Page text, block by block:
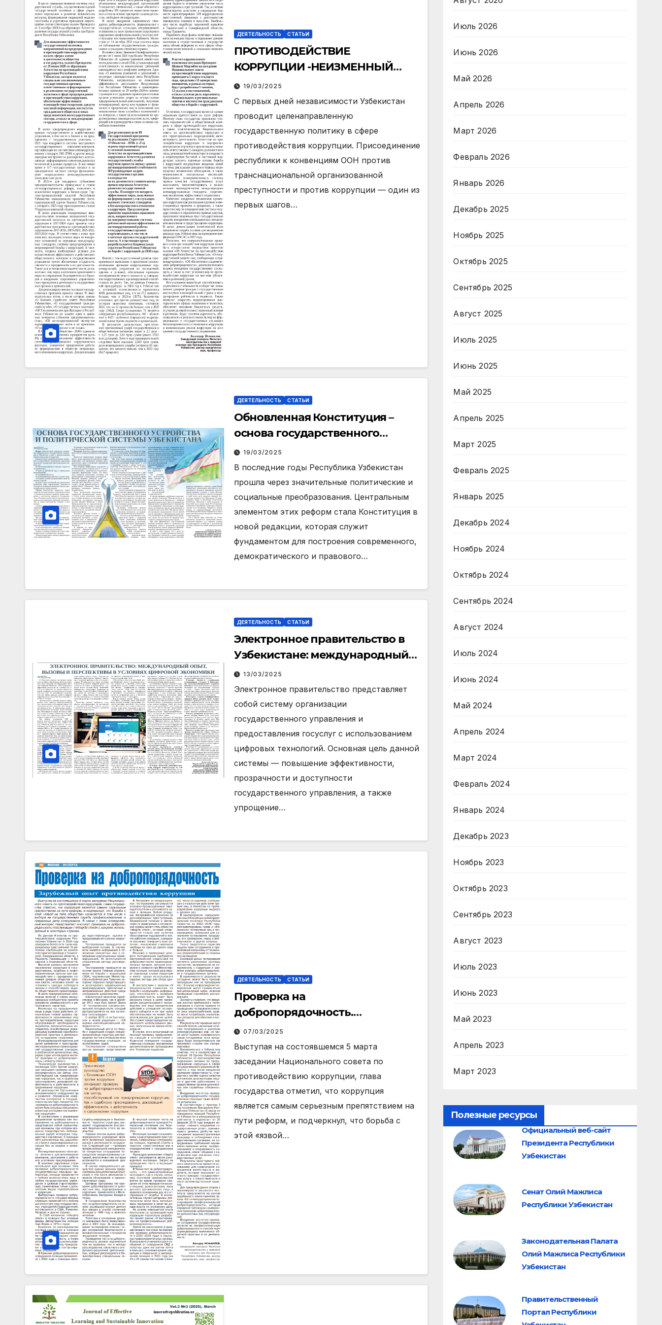
ДЕЯТЕЛЬНОСТЬ СТАТЬИ
ПРОТИВОДЕЙСТВИЕ
КОРРУПЦИИ -НЕИЗМЕННЫЙ
ПРИОРИТЕТ ПРАВОВОЙ
ПОЛИТИКИ СОВРЕМЕННОГО
УЗБЕКИСТАНА
19/03/2025
С первых дней независимости Узбекистан
проводит целенаправленную
государственную политику в сфере
противодействия коррупции. Присоединение
республики к конвенциям ООН против
транснациональной организованной
преступности и против коррупции — один из
первых шагов…
ДЕЯТЕЛЬНОСТЬ СТАТЬИ
Обновленная Конституция –
основа государственного
устройства и политической
системы Узбекистана
19/03/2025
В последние годы Республика Узбекистан
прошла через значительные политические и
социальные преобразования. Центральным
элементом этих реформ стала Конституция в
новой редакции, которая служит
фундаментом для построения современного,
демократического и правового…
ДЕЯТЕЛЬНОСТЬ СТАТЬИ
Электронное правительство в
Узбекистане: международный
опыт, вызовы и перспективы
развития в эпоху цифровой
экономики
13/03/2025
Электронное правительство представляет
собой систему организации
государственного управления и
предоставления госуслуг с использованием
цифровых технологий. Основная цель данной
системы — повышение эффективности,
прозрачности и доступности
государственного управления, а также
упрощение…
ДЕЯТЕЛЬНОСТЬ СТАТЬИ
Проверка на
добропорядочность.
Зарубежный опыт
противодействия коррупции
07/03/2025
Выступая на состоявшемся 5 марта
заседании Национального совета по
противодействию коррупции, глава
государства отметил, что коррупция
является самым серьезным препятствием на
пути реформ, и подчеркнул, что борьба с
этой «язвой…
Июль 2026
Июнь 2026
Май 2026
Апрель 2026
Март 2026
Февраль 2026
Январь 2026
Декабрь 2025
Ноябрь 2025
Октябрь 2025
Сентябрь 2025
Август 2025
Июль 2025
Июнь 2025
Май 2025
Апрель 2025
Март 2025
Февраль 2025
Январь 2025
Декабрь 2024
Ноябрь 2024
Октябрь 2024
Сентябрь 2024
Август 2024
Июль 2024
Июнь 2024
Май 2024
Апрель 2024
Март 2024
Февраль 2024
Январь 2024
Декабрь 2023
Ноябрь 2023
Октябрь 2023
Сентябрь 2023
Август 2023
Июль 2023
Июнь 2023
Май 2023
Апрель 2023
Март 2023
Полезные ресурсы
Официальный веб-сайт
Президента Республики
Узбекистан
Сенат Олий Мажлиса
Республики Узбекистан
Законодательная Палата
Олий Мажлиса Республики
Узбекистан
Правительственный
Портал Республики